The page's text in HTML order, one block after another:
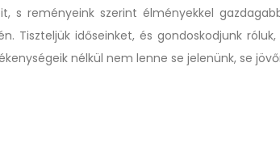
s reményeink szerint élményekkel
Tiszteljük időseinket, és gondoskodjunk
nélkül nem lenne se jelenünk, se